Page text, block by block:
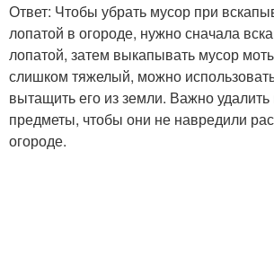
Ответ: Чтобы убрать мусор при
лопатой в огороде, нужно сначала
лопатой, затем выкапывать мусор
слишком тяжелый, можно
вытащить его из земли. Важно
предметы, чтобы они не навредили
огороде.